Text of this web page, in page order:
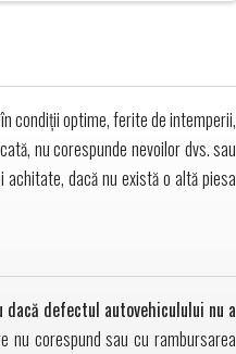
condiții optime, ferite de intemperii,
nu corespunde nevoilor dvs. sau
dacă nu există o altă piesa
defectul autovehiculului nu a
nu corespund sau cu rambursarea